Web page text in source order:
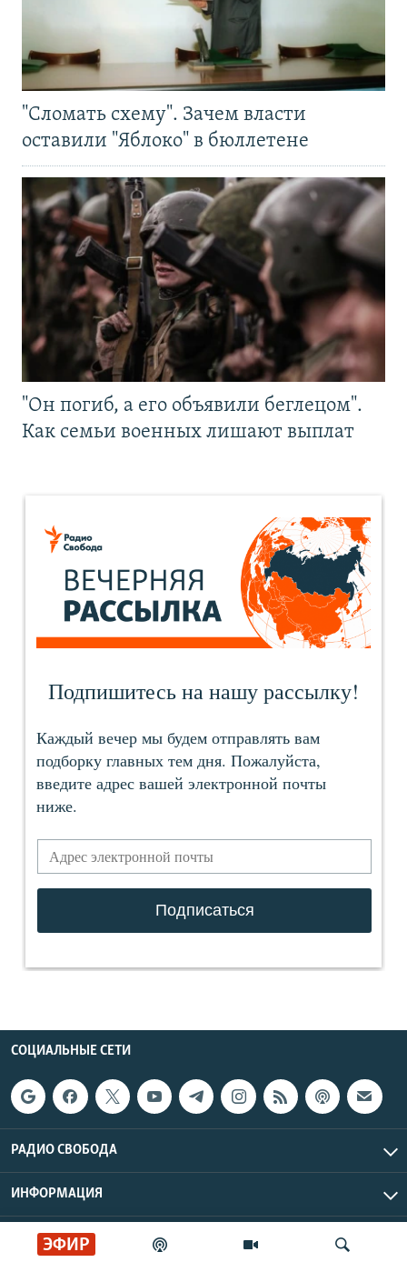
ЭФИР
"Сломать схему". Зачем власти
оставили "Яблоко" в бюллетене
"Он погиб, а его объявили беглецом".
Как семьи военных лишают выплат
СОЦИАЛЬНЫЕ СЕТИ
РАДИО СВОБОДА
ИНФОРМАЦИЯ
Радио Свобода © 2026 RFE/RL, Inc. | Все права защищены.